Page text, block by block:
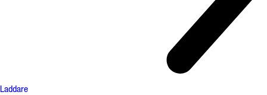
Laddare